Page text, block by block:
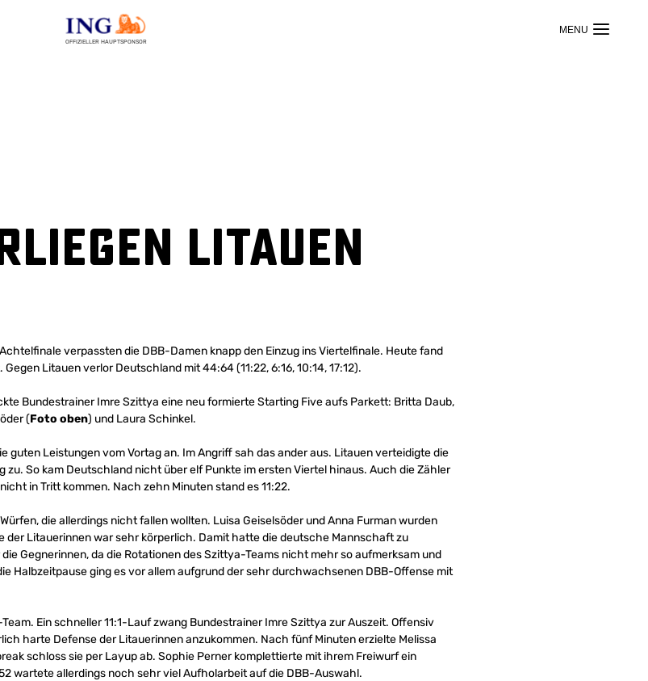
OFFIZIELLER HAUPTSPONSOR
Litauen
verpassten die DBB-Damen knapp den Einzug ins Viertelfinale. Heute fand
Litauen verlor Deutschland mit 44:64 (11:22, 6:16, 10:14, 17:12).
Bundestrainer Imre Szittya eine neu formierte Starting Five aufs Parkett: Britta Daub,
(Foto oben) und Laura Schinkel.
guten Leistungen vom Vortag an. Im Angriff sah das ander aus. Litauen verteidigte die
zu. So kam Deutschland nicht über elf Punkte im ersten Viertel hinaus. Auch die Zähler
in Tritt kommen. Nach zehn Minuten stand es 11:22.
die allerdings nicht fallen wollten. Luisa Geiselsöder und Anna Furman wurden
der Litauerinnen war sehr körperlich. Damit hatte die deutsche Mannschaft zu
Gegnerinnen, da die Rotationen des Szittya-Teams nicht mehr so aufmerksam und
Halbzeitpause ging es vor allem aufgrund der sehr durchwachsenen DBB-Offense mit
Ein schneller 11:1-Lauf zwang Bundestrainer Imre Szittya zur Auszeit. Offensiv
harte Defense der Litauerinnen anzukommen. Nach fünf Minuten erzielte Melissa
schloss sie per Layup ab. Sophie Perner komplettierte mit ihrem Freiwurf ein
wartete allerdings noch sehr viel Aufholarbeit auf die DBB-Auswahl.